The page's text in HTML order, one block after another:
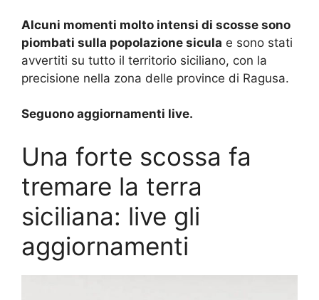
Alcuni momenti molto intensi di scosse sono
piombati sulla popolazione sicula e sono stati
avvertiti su tutto il territorio siciliano, con la
precisione nella zona delle province di Ragusa.
Seguono aggiornamenti live.
Una forte scossa fa
tremare la terra
siciliana: live gli
aggiornamenti